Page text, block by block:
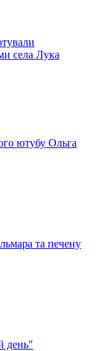
села Лука
ютубу Ольга
та печену
день"